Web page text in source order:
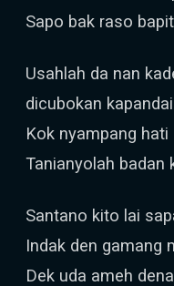
Sapo bak raso
Usahlah da nan
dicubokan
Kok nyampang hati
Tanianyolah badan
Santano kito lai
Indak den gamang
Dek uda ameh